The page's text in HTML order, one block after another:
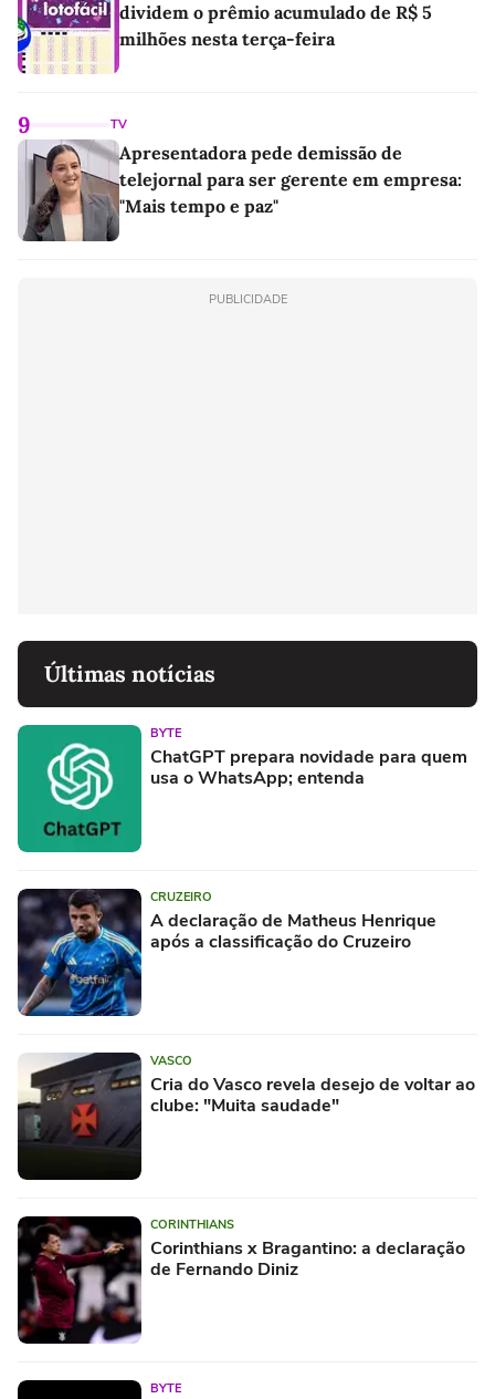
dividem o prêmio acumulado de R$ 5
milhões nesta terça-feira
9 TV
Apresentadora pede demissão de
telejornal para ser gerente em empresa:
"Mais tempo e paz"
PUBLICIDADE
Últimas notícias
BYTE
ChatGPT prepara novidade para quem
usa o WhatsApp; entenda
CRUZEIRO
A declaração de Matheus Henrique
após a classificação do Cruzeiro
VASCO
Cria do Vasco revela desejo de voltar ao
clube: "Muita saudade"
CORINTHIANS
Corinthians x Bragantino: a declaração
de Fernando Diniz
BYTE